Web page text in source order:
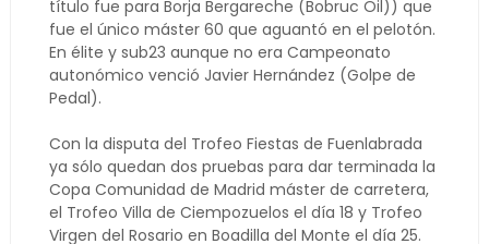
título fue para Borja Bergareche (Bobruc Oil)) que
fue el único máster 60 que aguantó en el pelotón.
En élite y sub23 aunque no era Campeonato
autonómico venció Javier Hernández (Golpe de
Pedal).
Con la disputa del Trofeo Fiestas de Fuenlabrada
ya sólo quedan dos pruebas para dar terminada la
Copa Comunidad de Madrid máster de carretera,
el Trofeo Villa de Ciempozuelos el día 18 y Trofeo
Virgen del Rosario en Boadilla del Monte el día 25.